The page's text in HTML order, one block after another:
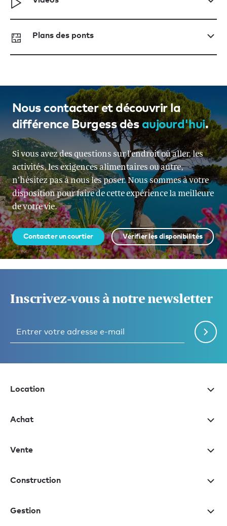
Plans des ponts
Nous contacter et découvrir la
différence Burgess dès aujourd'hui.
Si vous avez des questions sur l’endroit où aller, les
activités, les exigences alimentaires ou autre,
n’hésitez pas à nous les poser. Nous sommes à votre
disposition pour faire de cette expérience la meilleure
de votre vie.
Contacter un courtier Vérifier les disponibilités
Inscrivez-vous à notre newsletter
Location
Achat
Vente
Construction
Gestion